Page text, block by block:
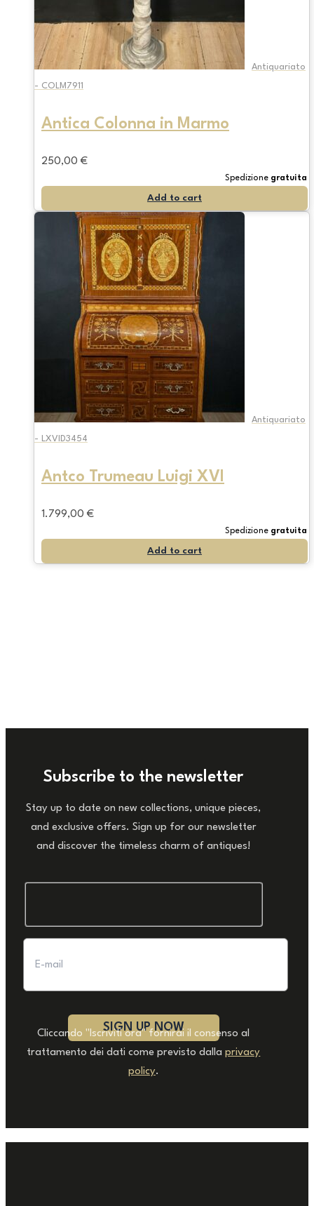
Antiquariato
- COLM7911
Antica Colonna in Marmo
250,00 €
Spedizione gratuita
Add to cart
Antiquariato
- LXVID3454
Antco Trumeau Luigi XVI
1.799,00 €
Spedizione gratuita
Add to cart
Subscribe to the newsletter
Stay up to date on new collections, unique pieces,
and exclusive offers. Sign up for our newsletter
and discover the timeless charm of antiques!
Cliccando "Iscriviti ora" fornirai il consenso al
trattamento dei dati come previsto dallaprivacy
policy.